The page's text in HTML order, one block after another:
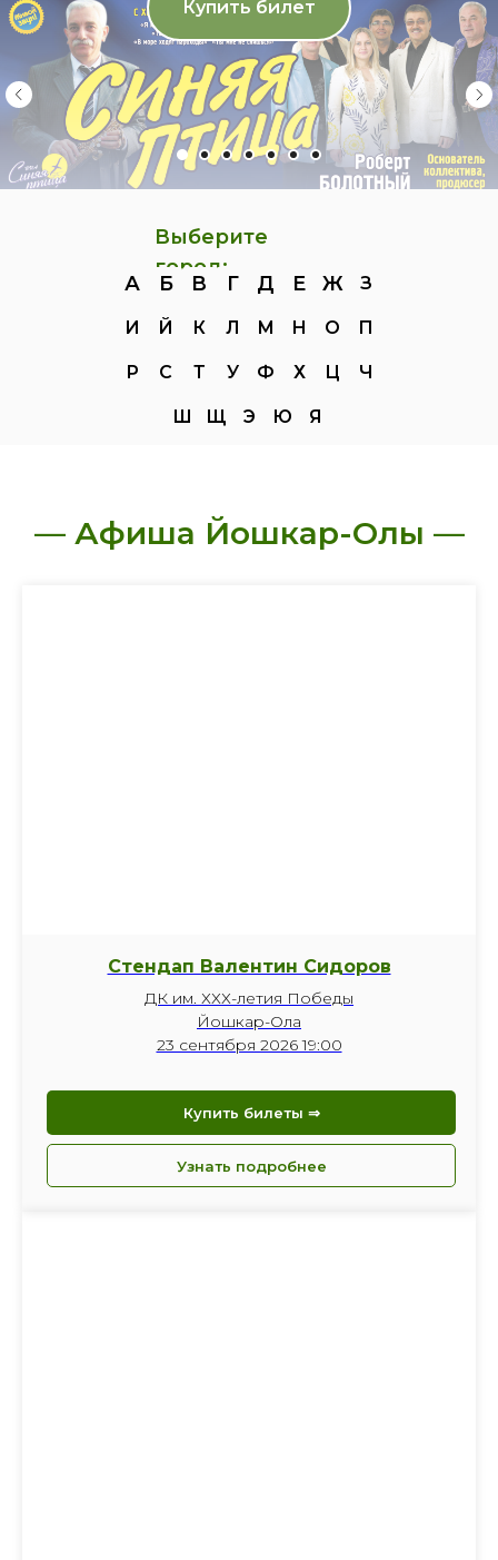
Купить билет
Выберите
город:
А Б В Г Д Е Ж З
И Й К Л М Н О П
Р С Т У Ф Х Ц Ч
Щ
Ш Э Ю Я
— Афиша Йошкар-Олы —
Стендап Валентин Сидоров
ДК им. ХХХ-летия Победы
Йошкар-Ола
23 сентября 2026 19:00
Купить билеты ⇒
Узнать подробнее